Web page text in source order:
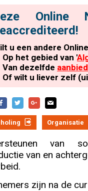
Online
u een andere
Op het gebied van '
Van dezelfde
Of wilt u liever zelf
Organisatie
van
van en
zijn na de